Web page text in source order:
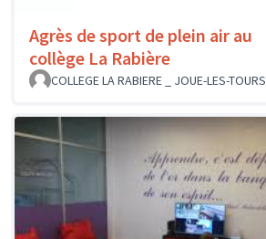
Agrès de sport de plein air au
collège La Rabière
COLLEGE LA RABIERE _ JOUE-LES-TOURS